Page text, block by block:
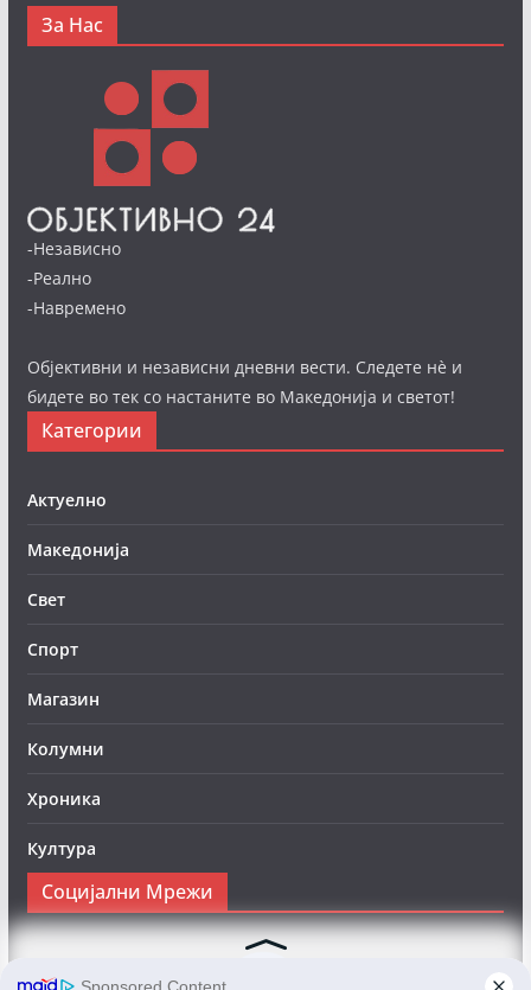
За Нас
-Независно
-Реално
-Навремено
Објективни и независни дневни вести. Следете нè и
бидете во тек со настаните во Македонија и светот!
Категории
Актуелно
Македонија
Свет
Спорт
Магазин
Колумни
Хроника
Култура
Социјални Мрежи